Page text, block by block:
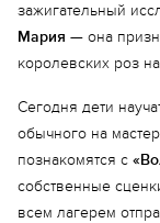
зажигательный
Мария — она
королевских роз
Сегодня дети
обычного на
познакомятся с
собственные
всем лагерем